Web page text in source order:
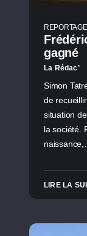
gagné
La Rédac’
Simon
de
situation
la société.
LIRE LA